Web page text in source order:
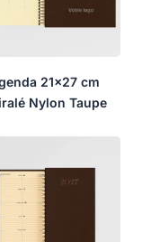
21×27 cm
Nylon Taupe